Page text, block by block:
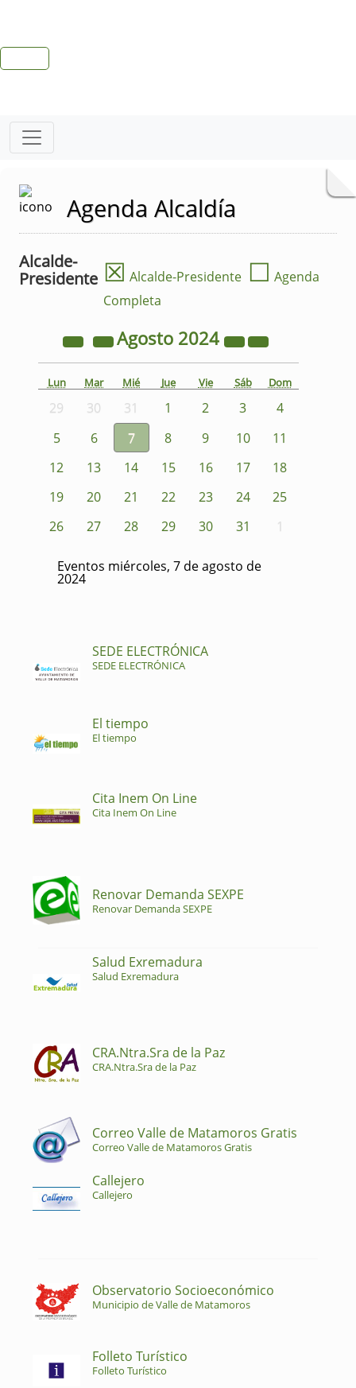
Agenda Alcaldía
Alcalde-
Presidente ☒ Alcalde-Presidente ☐ Agenda
Completa
Agosto 2024
Lun Mar Mié Jue Vie Sáb Dom
29 30 31 1 2 3
4
5
6 7 8 9 10
11
12
13 14 15 16 17
18
19
20 21 22 23 24
25
26
27 28 29 30 31 1
Eventos miércoles, 7 de agosto de
2024
SEDE ELECTRÓNICA
SEDE ELECTRÓNICA
El tiempo
El tiempo
Cita Inem On Line
Cita Inem On Line
Renovar Demanda SEXPE
Renovar Demanda SEXPE
Salud Exremadura
Salud Exremadura
CRA.Ntra.Sra de la Paz
CRA.Ntra.Sra de la Paz
Correo Valle de Matamoros Gratis
Correo Valle de Matamoros Gratis
Callejero
Callejero
Observatorio Socioeconómico
Municipio de Valle de Matamoros
Folleto Turístico
Folleto Turístico